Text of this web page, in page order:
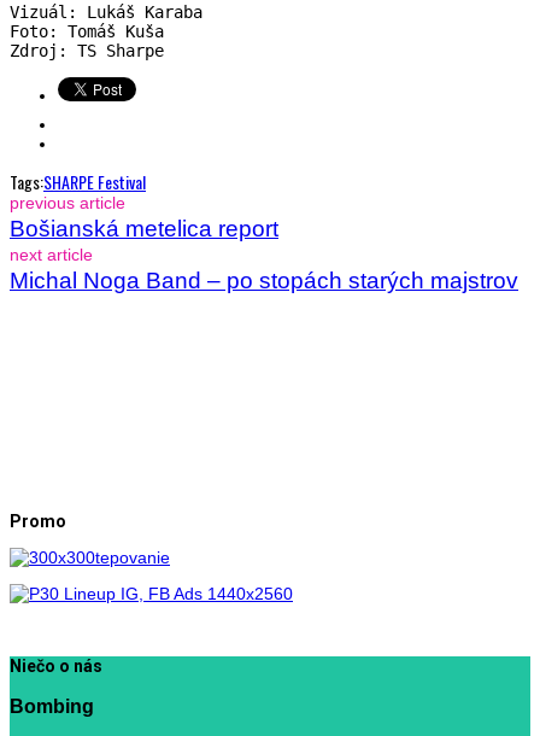
Vizuál: Lukáš Karaba
Foto: Tomáš Kuša
Zdroj: TS Sharpe
Tags:SHARPE Festival
previous article
Bošianská metelica report
next article
Michal Noga Band – po stopách starých majstrov
Promo
Niečo o nás
Bombing